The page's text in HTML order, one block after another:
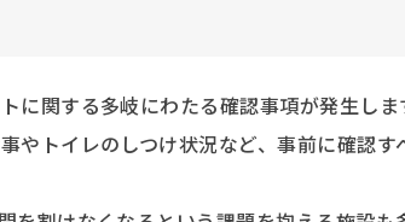
に関する多岐にわたる確認事項が発生しま
やトイレのしつけ状況など、事前に確認す